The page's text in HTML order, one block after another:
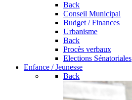
Back
Conseil Municipal
Budget / Finances
Urbanisme
Back
Procès verbaux
Elections Sénatoriales
Enfance / Jeunesse
Back